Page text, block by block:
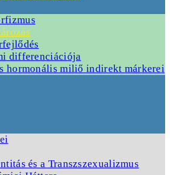
differenciációja
hormonális miliő indirekt márkerei
és a Transzszexualizmus